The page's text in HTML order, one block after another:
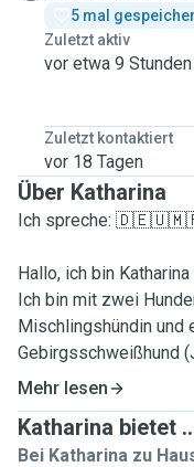
5 mal
Zuletzt aktiv
vor etwa 9 Stunden
Zuletzt kontaktiert
vor 18 Tagen
Über Katharina
Ich spreche:
Hallo, ich bin Katharina
Ich bin mit zwei
Mischlingshündin und
Gebirgsschweißhund
einfach dazu, und ich
Alltag fehlen.
Ich studiere gerade
Mehr lesen
Katharina bietet
Bei Katharina zu